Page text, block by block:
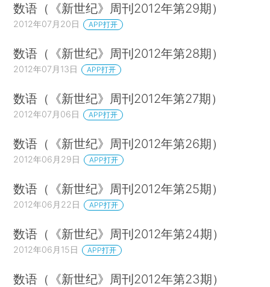
数语（《新世纪》周刊2012年第29期）
2012年07月20日 APP打开
数语（《新世纪》周刊2012年第28期）
2012年07月13日 APP打开
数语（《新世纪》周刊2012年第27期）
2012年07月06日 APP打开
数语（《新世纪》周刊2012年第26期）
2012年06月29日 APP打开
数语（《新世纪》周刊2012年第25期）
2012年06月22日 APP打开
数语（《新世纪》周刊2012年第24期）
2012年06月15日 APP打开
数语（《新世纪》周刊2012年第23期）